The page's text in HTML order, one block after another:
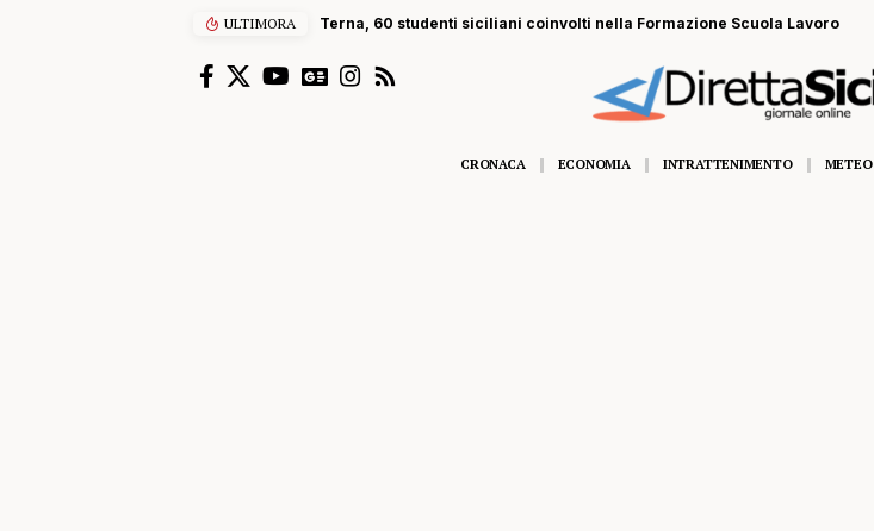
ULTIMORA Terna, 60 studenti siciliani coinvolti nella Formazione Scuola Lavoro
CRONACA ECONOMIA INTRATTENIMENTO METEO